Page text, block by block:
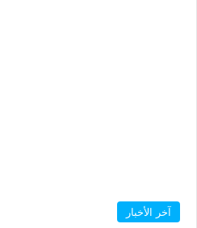
آخر الأخبار